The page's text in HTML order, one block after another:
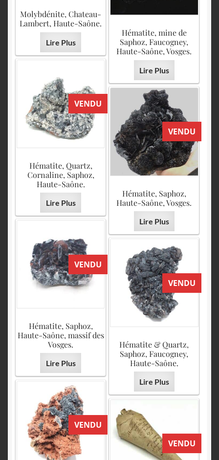
Molybdénite, Chateau-
Lambert, Haute-Saône.
Lire Plus
Hématite, mine de
Saphoz, Faucogney,
Haute-Saône, Vosges.
Lire Plus
VENDU
Hématite, Quartz,
Cornaline, Saphoz,
Haute-Saône.
Lire Plus
VENDU
Hématite, Saphoz,
Haute-Saône, Vosges.
Lire Plus
VENDU
Hématite, Saphoz,
Haute-Saône, massif des
Vosges.
Lire Plus
VENDU
Hématite & Quartz,
Saphoz, Faucogney,
Haute-Saône.
Lire Plus
VENDU
VENDU